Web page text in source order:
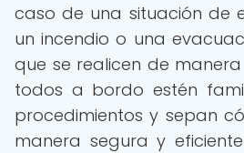
caso de una situación de
un incendio o una
que se realicen de
todos a bordo estén
procedimientos y sepan
manera segura y